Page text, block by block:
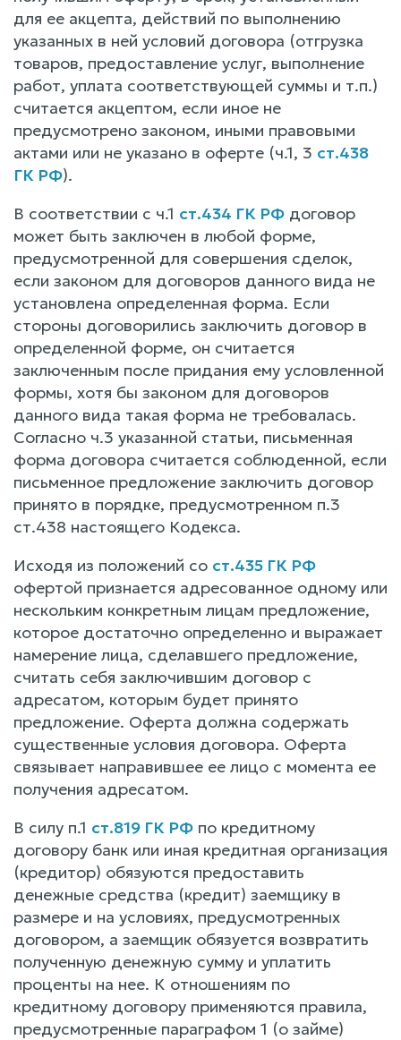
для ее акцепта, действий по выполнению
указанных в ней условий договора (отгрузка
товаров, предоставление услуг, выполнение
работ, уплата соответствующей суммы и т.п.)
считается акцептом, если иное не
предусмотрено законом, иными правовыми
актами или не указано в оферте (ч.1, 3 ст.438
ГК РФ).
В соответствии с ч.1 ст.434 ГК РФ договор
может быть заключен в любой форме,
предусмотренной для совершения сделок,
если законом для договоров данного вида не
установлена определенная форма. Если
стороны договорились заключить договор в
определенной форме, он считается
заключенным после придания ему условленной
формы, хотя бы законом для договоров
данного вида такая форма не требовалась.
Согласно ч.3 указанной статьи, письменная
форма договора считается соблюденной, если
письменное предложение заключить договор
принято в порядке, предусмотренном п.3
ст.438 настоящего Кодекса.
Исходя из положений со ст.435 ГК РФ
офертой признается адресованное одному или
нескольким конкретным лицам предложение,
которое достаточно определенно и выражает
намерение лица, сделавшего предложение,
считать себя заключившим договор с
адресатом, которым будет принято
предложение. Оферта должна содержать
существенные условия договора. Оферта
связывает направившее ее лицо с момента ее
получения адресатом.
В силу п.1 ст.819 ГК РФ по кредитному
договору банк или иная кредитная организация
(кредитор) обязуются предоставить
денежные средства (кредит) заемщику в
размере и на условиях, предусмотренных
договором, а заемщик обязуется возвратить
полученную денежную сумму и уплатить
проценты на нее. К отношениям по
кредитному договору применяются правила,
предусмотренные параграфом 1 (о займе)